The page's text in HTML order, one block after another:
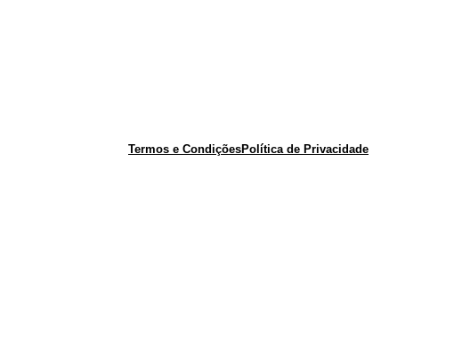
Termos e CondiçõesPolítica de Privacidade